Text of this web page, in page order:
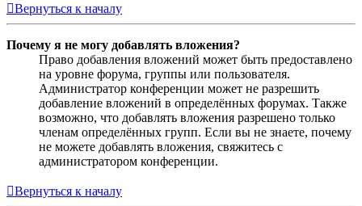
Вернуться к началу
Почему я не могу добавлять вложения?
Право добавления вложений может быть предоставлено
на уровне форума, группы или пользователя.
Администратор конференции может не разрешить
добавление вложений в определённых форумах. Также
возможно, что добавлять вложения разрешено только
членам определённых групп. Если вы не знаете, почему
не можете добавлять вложения, свяжитесь с
администратором конференции.
Вернуться к началу